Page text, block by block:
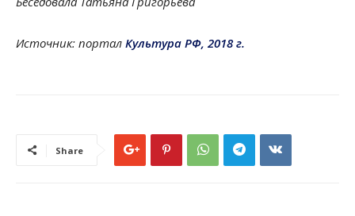
Источник: портал Культура РФ, 2018 г.
Share